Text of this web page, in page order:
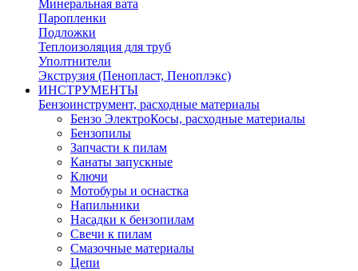
Минеральная вата
Паропленки
Подложки
Теплоизоляция для труб
Уполтнители
Экструзия (Пенопласт, Пеноплэкс)
ИНСТРУМЕНТЫ
Бензоинструмент, расходные материалы
Бензо ЭлектроКосы, расходные материалы
Бензопилы
Запчасти к пилам
Канаты запускные
Ключи
Мотобуры и оснастка
Напильники
Насадки к бензопилам
Свечи к пилам
Смазочные материалы
Цепи